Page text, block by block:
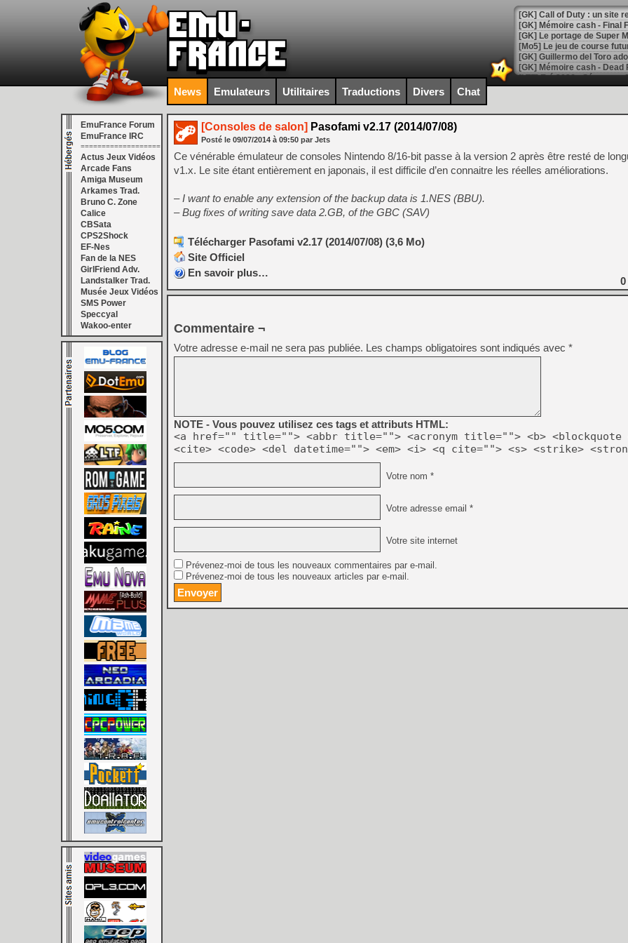
[GK] Le portage de Super
[Mo5] Le jeu de course
[GK] Guillermo del Toro
[LTF] Eté 2026 - Séquence
[GK] Mistfall Hunter :
[GK] Wo Long 2 évolue
[GK] Crossfire : un TPS à
[LS] [PS5] Premiers
[Mo5] DOOM arrive en
[GK] Bethesda fête les 30
[GK] Roblox : l'action en
[GK] Agenda - GeForce
[GK] Devolver Digital en a
[LS] [PS5] ps5-y2jb-
[GK] Pourquoi Marvel
[GK] GTA 6 : Rockstar
[GK] Hot Wheels Infinite
[GK] Mémoire cash -
[GK] Résultats Nintendo :
[GK] Déjà des
[Mo5] Brickboy cherche à
[GK] Minecraft et ses «
[GK] Beast of
[GK] Ubisoft : fin de partie
[GK] Mémoire cash -
[GK] Dan Houser (GTA)
[GK] Comment EA Sports
[GK] Crimson Moon : un
[GK] Isle of Reveries : le
News Emulateurs Utilitaires Traductions Divers Chat
EmuFrance Forum
EmuFrance IRC
===================
Actus Jeux Vidéos
Arcade Fans
Amiga Museum
Arkames Trad.
Bruno C. Zone
Calice
CBSata
CPS2Shock
EF-Nes
Fan de la NES
GirlFriend Adv.
Landstalker Trad.
Musée Jeux Vidéos
SMS Power
Speccyal
Wakoo-enter
[Consoles de salon] Pasofami v2.17 (2014/07/08)
Posté le 09/07/2014 à 09:50 par Jets
Ce vénérable émulateur de consoles Nintendo 8/16-bit passe à la version 2 après être resté de
v1.x. Le site étant entièrement en japonais, il est difficile d’en connaitre les réelles améliorations.
– I want to enable any extension of the backup data is 1.NES (BBU).
– Bug fixes of writing save data 2.GB, of the GBC (SAV)
Télécharger Pasofami v2.17 (2014/07/08) (3,6 Mo)
Site Officiel
En savoir plus…
0
Commentaire ¬
Votre adresse e-mail ne sera pas publiée. Les champs obligatoires sont indiqués avec *
NOTE - Vous pouvez utilisez ces tags et attributs HTML:
<a href="" title=""> <abbr title=""> <acronym title=""> <b> <blockquote
<cite> <code> <del datetime=""> <em> <i> <q cite=""> <s> <strike>
Votre nom *
Votre adresse email *
Votre site internet
Prévenez-moi de tous les nouveaux commentaires par e-mail.
Prévenez-moi de tous les nouveaux articles par e-mail.